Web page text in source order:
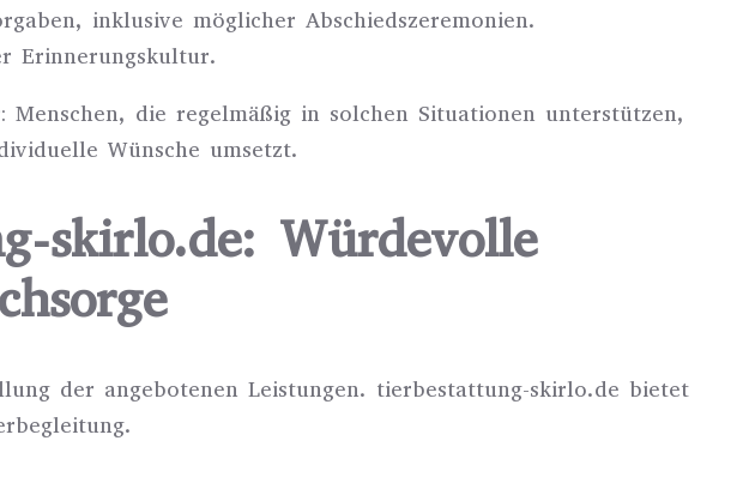
inklusive möglicher Abschiedszeremonien.
Erinnerungskultur.
die regelmäßig in solchen Situationen unterstützen,
Wünsche umsetzt.
skirlo.de: Würdevolle
der angebotenen Leistungen. tierbestattung-skirlo.de bietet